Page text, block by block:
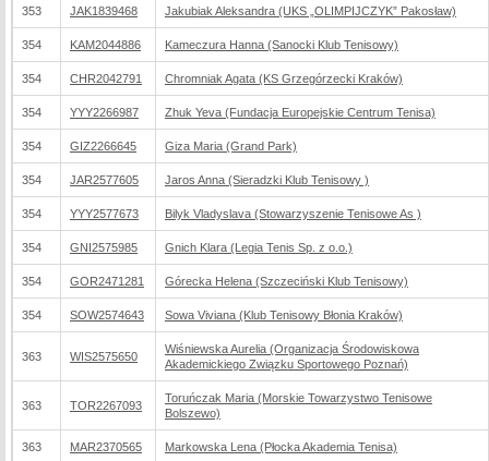
353 JAK1839468 Jakubiak Aleksandra (UKS „OLIMPIJCZYK” Pakosław)
354 KAM2044886 Kameczura Hanna (Sanocki Klub Tenisowy)
354 CHR2042791 Chromniak Agata (KS Grzegórzecki Kraków)
354 YYY2266987 Zhuk Yeva (Fundacja Europejskie Centrum Tenisa)
354 GIZ2266645 Giza Maria (Grand Park)
354 JAR2577605 Jaros Anna (Sieradzki Klub Tenisowy )
354 YYY2577673 Bilyk Vladyslava (Stowarzyszenie Tenisowe As )
354 GNI2575985 Gnich Klara (Legia Tenis Sp. z o.o.)
354 GOR2471281 Górecka Helena (Szczeciński Klub Tenisowy)
354 SOW2574643 Sowa Viviana (Klub Tenisowy Błonia Kraków)
363 WIS2575650
Wiśniewska Aurelia (Organizacja Środowiskowa
Akademickiego Związku Sportowego Poznań)
363 TOR2267093
Toruńczak Maria (Morskie Towarzystwo Tenisowe
Bolszewo)
363 MAR2370565 Markowska Lena (Płocka Akademia Tenisa)